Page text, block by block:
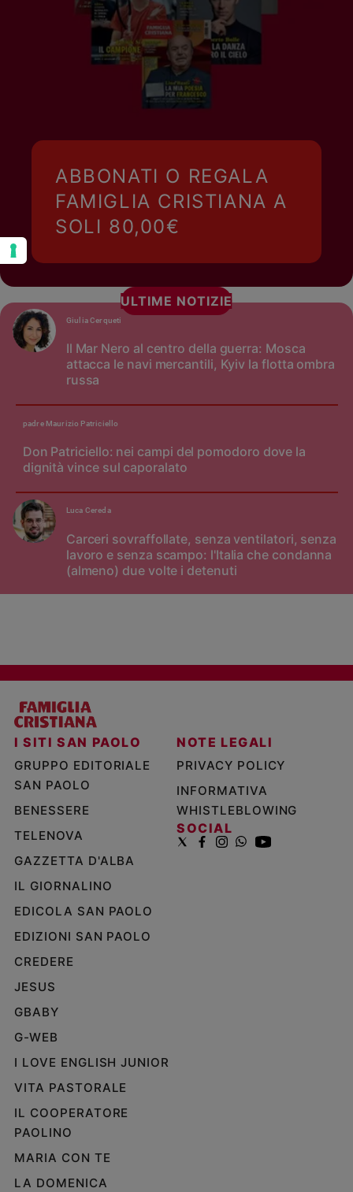
ABBONATI O REGALA
FAMIGLIA CRISTIANA A
SOLI 80,00€
ULTIME NOTIZIE
Il Mar Nero al centro della guerra: Mosca
attacca le navi mercantili, Kyiv la flotta ombra
russa
Giulia Cerqueti
Don Patriciello: nei campi del pomodoro dove la
dignità vince sul caporalato
padre Maurizio Patriciello
Carceri sovraffollate, senza ventilatori, senza
lavoro e senza scampo: l'Italia che condanna
(almeno) due volte i detenuti
Luca Cereda
I SITI SAN PAOLO
GRUPPO EDITORIALE
SAN PAOLO
BENESSERE
TELENOVA
GAZZETTA D'ALBA
IL GIORNALINO
EDICOLA SAN PAOLO
EDIZIONI SAN PAOLO
CREDERE
JESUS
GBABY
G-WEB
I LOVE ENGLISH JUNIOR
VITA PASTORALE
IL COOPERATORE
PAOLINO
MARIA CON TE
LA DOMENICA
NOTE LEGALI
PRIVACY POLICY
INFORMATIVA
WHISTLEBLOWING
SOCIAL